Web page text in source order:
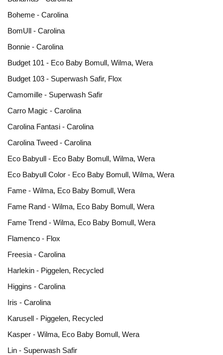
Boheme - Carolina
BomUll - Carolina
Bonnie - Carolina
Budget 101 - Eco Baby Bomull, Wilma, Wera
Budget 103 - Superwash Safir, Flox
Camomille - Superwash Safir
Carro Magic - Carolina
Carolina Fantasi - Carolina
Carolina Tweed - Carolina
Eco Babyull - Eco Baby Bomull, Wilma, Wera
Eco Babyull Color - Eco Baby Bomull, Wilma, Wera
Fame - Wilma, Eco Baby Bomull, Wera
Fame Rand - Wilma, Eco Baby Bomull, Wera
Fame Trend - Wilma, Eco Baby Bomull, Wera
Flamenco - Flox
Freesia - Carolina
Harlekin - Piggelen, Recycled
Higgins - Carolina
Iris - Carolina
Karusell - Piggelen, Recycled
Kasper - Wilma, Eco Baby Bomull, Wera
Lin - Superwash Safir